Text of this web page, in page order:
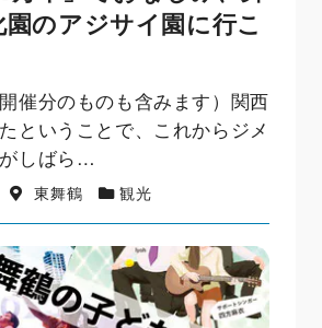
のアジサイ園に行こ
開催分のものも含みます）関西
ということで、これからジメ
しばら…
東舞鶴 観光